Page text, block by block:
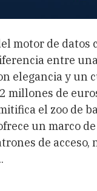
motor de datos
entre
elegancia y un
millones de
el zoo de
un marco
de acceso,